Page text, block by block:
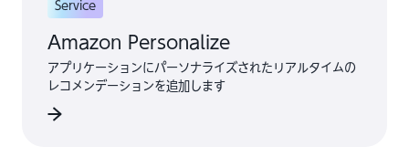
Service
Amazon Personalize
アプリケーションにパーソナライズされたリアルタイムの
レコメンデーションを追加します